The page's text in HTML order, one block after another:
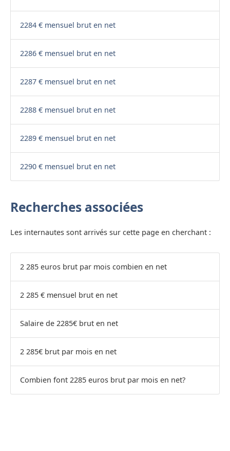
2284 € mensuel brut en net
2286 € mensuel brut en net
2287 € mensuel brut en net
2288 € mensuel brut en net
2289 € mensuel brut en net
2290 € mensuel brut en net
Recherches associées
Les internautes sont arrivés sur cette page en cherchant :
2 285 euros brut par mois combien en net
2 285 € mensuel brut en net
Salaire de 2285€ brut en net
2 285€ brut par mois en net
Combien font 2285 euros brut par mois en net?